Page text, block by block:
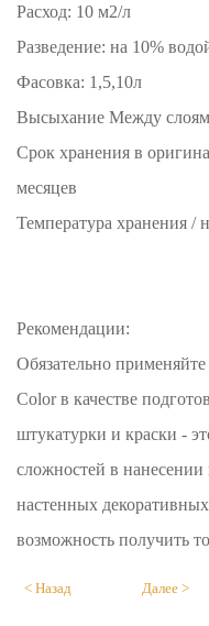
Расход: 10 м2/л
Разведение: на 10%
Фасовка: 1,5,10л
Высыхание Между
Срок хранения в
месяцев
Температура хранения /
Рекомендации:
Обязательно
Color в качестве
штукатурки и краски -
сложностей в
настенных
возможность получить
< Назад Далее >